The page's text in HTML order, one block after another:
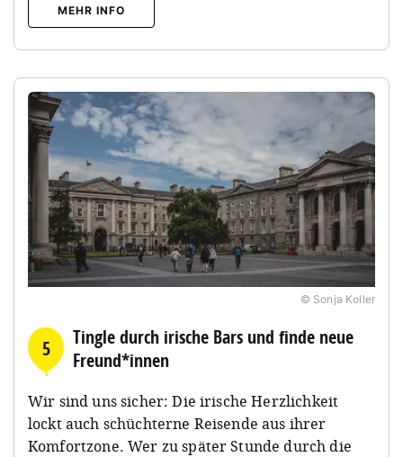
MEHR INFO
© Sonja Koller
5
Tingle durch irische Bars und finde neue
Freund*innen
Wir sind uns sicher: Die irische Herzlichkeit
lockt auch schüchterne Reisende aus ihrer
Komfortzone. Wer zu später Stunde durch die